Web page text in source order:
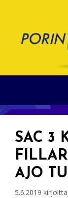
SAC 3
AJO
5.6.2019